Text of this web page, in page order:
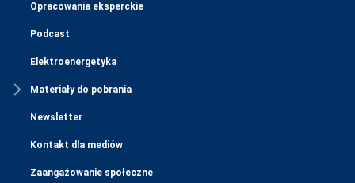
Opracowania eksperckie
Podcast
Elektroenergetyka
Materiały do pobrania
Newsletter
Kontakt dla mediów
Zaangażowanie społeczne